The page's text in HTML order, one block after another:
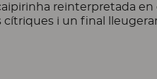
reinterpretada en
cítriques i un final